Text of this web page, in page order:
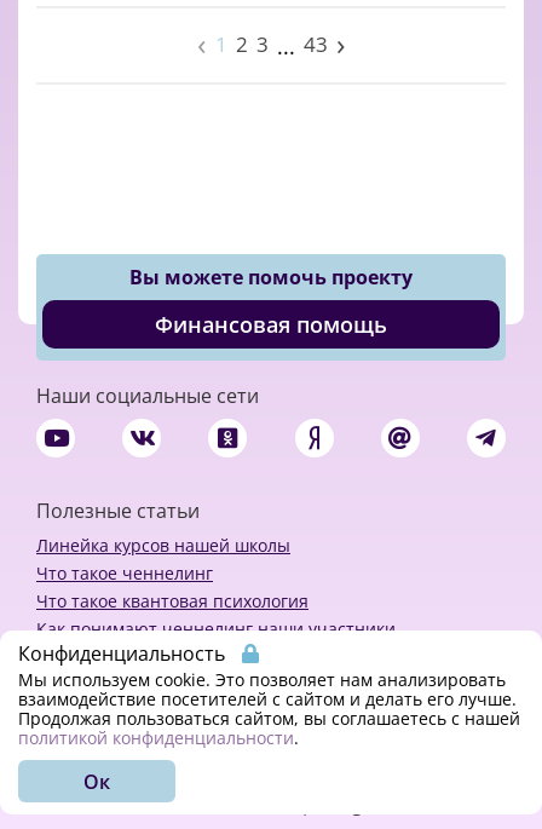
‹ 1 2 3 ... 43 ›
Вы можете помочь проекту
Финансовая помощь
Наши социальные сети
Полезные статьи
Линейка курсов нашей школы
Что такое ченнелинг
Что такое квантовая психология
Как понимают ченнелинг наши участники
Политика конфиденциальности
Закажи ченнелинг
© 2018 - 2023 Kvreal2018 | All rights reserved.
Конфиденциальность
Мы используем cookie. Это позволяет нам анализировать
взаимодействие посетителей с сайтом и делать его лучше.
Продолжая пользоваться сайтом, вы соглашаетесь с нашей
политикой конфиденциальности.
Ок